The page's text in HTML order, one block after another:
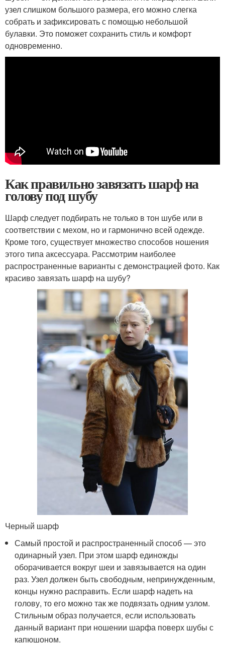
узел слишком большого размера, его можно слегка
собрать и зафиксировать с помощью небольшой
булавки. Это поможет сохранить стиль и комфорт
одновременно.
Как правильно завязать шарф на
голову под шубу
Шарф следует подбирать не только в тон шубе или в
соответствии с мехом, но и гармонично всей одежде.
Кроме того, существует множество способов ношения
этого типа аксессуара. Рассмотрим наиболее
распространенные варианты с демонстрацией фото. Как
красиво завязать шарф на шубу?
Черный шарф
Самый простой и распространенный способ — это
одинарный узел. При этом шарф единожды
оборачивается вокруг шеи и завязывается на один
раз. Узел должен быть свободным, непринужденным,
концы нужно расправить. Если шарф надеть на
голову, то его можно так же подвязать одним узлом.
Стильным образ получается, если использовать
данный вариант при ношении шарфа поверх шубы с
капюшоном.